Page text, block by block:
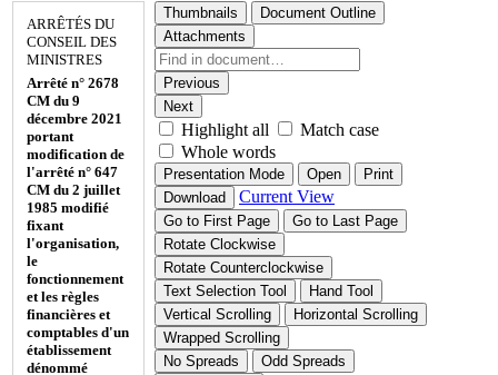
ARRÊTÉS DU
CONSEIL DES
MINISTRES
Arrêté n° 2678
CM du 9
décembre 2021
portant
modification de
l'arrêté n° 647
CM du 2 juillet
1985 modifié
fixant
l'organisation,
le
fonctionnement
et les règles
financières et
comptables d'un
établissement
dénommé
Thumbnails
Document Outline
Attachments
Previous
Next
Highlight all
Match case
Whole words
Presentation Mode Open
Print
Download
Current View
Go to First Page
Go to Last Page
Rotate Clockwise
Rotate Counterclockwise
Text Selection Tool
Hand Tool
Vertical Scrolling
Horizontal Scrolling
Wrapped Scrolling
No Spreads
Odd Spreads